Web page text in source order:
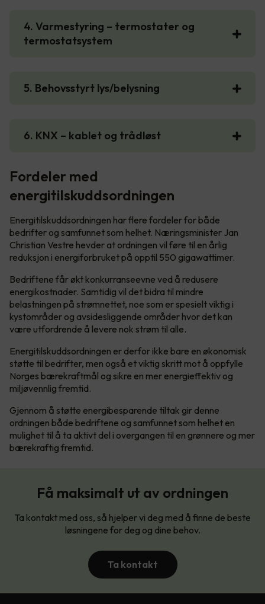
4. Varmestyring – termostater og
termostatsystem
5. Behovsstyrt lys/belysning
6. KNX – kablet og trådløst
Fordeler med
energitilskuddsordningen
Energitilskuddsordningen har flere fordeler for både
bedrifter og samfunnet som helhet. Næringsminister Jan
Christian Vestre hevder at ordningen vil føre til en årlig
reduksjon i energiforbruket på opptil 550 gigawattimer.
Bedriftene får økt konkurranseevne ved å redusere
energikostnader. Samtidig vil det bidra til mindre
belastningen på strømnettet, noe som er spesielt viktig i
kystområder og avsidesliggende områder hvor det kan
være utfordrende å levere nok strøm til alle.
Energitilskuddsordningen er derfor ikke bare en økonomisk
støtte til bedrifter, men også et viktig skritt mot å oppfylle
Norges bærekraftmål og sikre en mer energieffektiv og
miljøvennlig fremtid.
Gjennom å støtte energibesparende tiltak gir denne
ordningen både bedriftene og samfunnet som helhet en
mulighet til å ta aktivt del i overgangen til en grønnere og mer
bærekraftig fremtid.
Få maksimalt ut av ordningen
Ta kontakt med oss, så hjelper vi deg med å finne de beste
løsningene for deg og dine behov.
Ta kontakt